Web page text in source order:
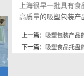
上海很早一批具有
高质量的吸塑包装产
上一篇： 吸塑包装产品
下一篇： 吸塑食品托盘